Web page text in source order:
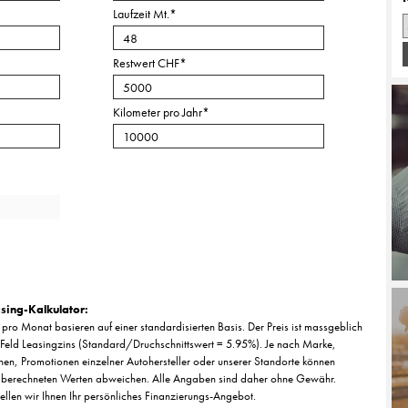
Laufzeit Mt.*
Restwert CHF*
Kilometer pro Jahr*
Kalkulator:
Monat basieren auf einer standardisierten Basis. Der Preis ist massgeblich
Leasingzins (Standard/Druchschnittswert = 5.95%). Je nach Marke,
Promotionen einzelner Autohersteller oder unserer Standorte können
Werten abweichen. Alle Angaben sind daher ohne Gewähr.
wir Ihnen Ihr persönliches Finanzierungs-Angebot.